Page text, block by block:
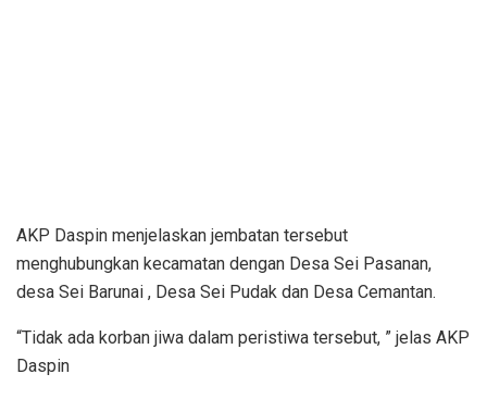
AKP Daspin menjelaskan jembatan tersebut
menghubungkan kecamatan dengan Desa Sei Pasanan,
desa Sei Barunai , Desa Sei Pudak dan Desa Cemantan.
“Tidak ada korban jiwa dalam peristiwa tersebut, ” jelas AKP
Daspin